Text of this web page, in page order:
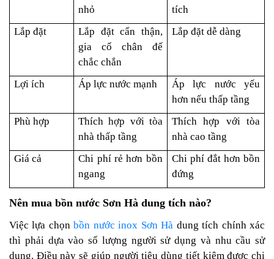
nhỏ
tích
Lắp đặt
Lắp đặt cẩn thận,
gia cố chân đế
chắc chắn
Lắp đặt dễ dàng
Lợi ích Áp lực nước mạnh
Áp lực nước yếu
hơn nếu thấp tầng
Phù hợp
Thích hợp với tòa
nhà thấp tầng
Thích hợp với tòa
nhà cao tầng
Giá cả
Chi phí rẻ hơn bồn
ngang
Chi phí đắt hơn bồn
đứng
Nên mua bồn nước Sơn Hà dung tích nào?
Việc lựa chọnbồn nước inox Sơn Hà dung tích chính xác
thì phải dựa vào số lượng người sử dụng và nhu cầu sử
dụng. Điều này sẽ giúp người tiêu dùng tiết kiệm được chi